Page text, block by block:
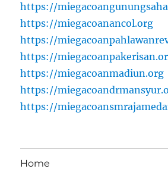
https://
https://miegacoanancol.org
https://
https://
https://miegacoanmadiun.org
https://
https://
Home